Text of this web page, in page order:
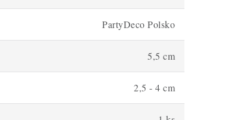
PartyDeco Polsko
5,5 cm
2,5 - 4 cm